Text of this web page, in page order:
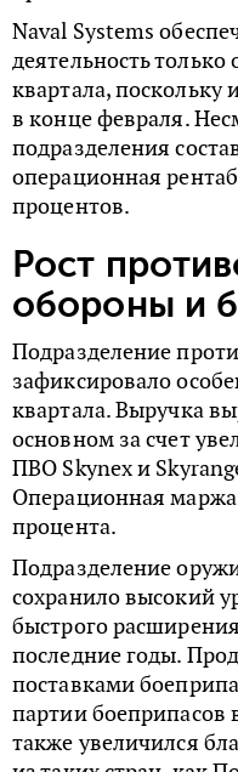
Naval Systems
деятельность
квартала, поскольку
в конце февраля.
подразделения
операционная
процентов.
Рост
обороны и
Подразделение
зафиксировало
квартала. Выручка
основном за счет
ПВО Skynex и
Операционная маржа
процента.
Подразделение
сохранило высокий
быстрого
последние годы.
поставками
партии боеприпасов
также увеличился